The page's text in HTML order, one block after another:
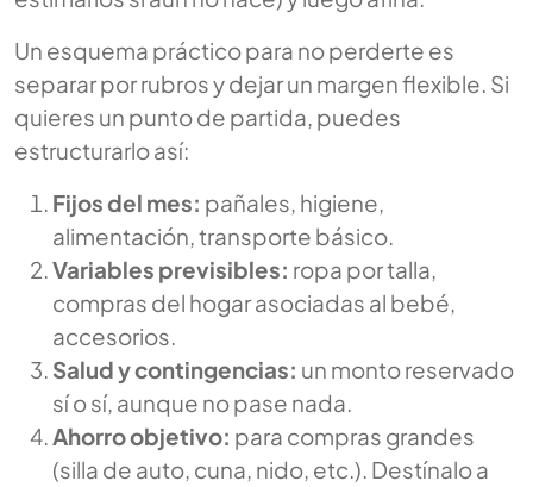
Un esquema práctico para no perderte es
separar por rubros y dejar un margen flexible. Si
quieres un punto de partida, puedes
estructurarlo así:
Fijos del mes: pañales, higiene,
alimentación, transporte básico.
Variables previsibles: ropa por talla,
compras del hogar asociadas al bebé,
accesorios.
Salud y contingencias: un monto reservado
sí o sí, aunque no pase nada.
Ahorro objetivo: para compras grandes
(silla de auto, cuna, nido, etc.). Destínalo a